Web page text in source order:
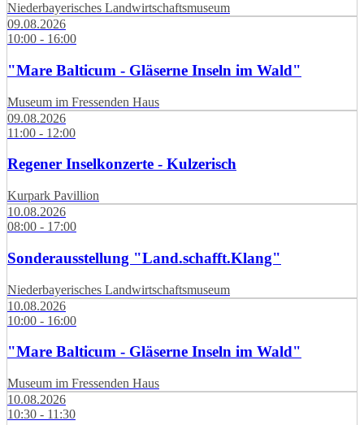
Niederbayerisches Landwirtschaftsmuseum
09.08.2026
10:00 - 16:00
"Mare Balticum - Gläserne Inseln im Wald"
Museum im Fressenden Haus
09.08.2026
11:00 - 12:00
Regener Inselkonzerte - Kulzerisch
Kurpark Pavillion
10.08.2026
08:00 - 17:00
Sonderausstellung "Land.schafft.Klang"
Niederbayerisches Landwirtschaftsmuseum
10.08.2026
10:00 - 16:00
"Mare Balticum - Gläserne Inseln im Wald"
Museum im Fressenden Haus
10.08.2026
10:30 - 11:30